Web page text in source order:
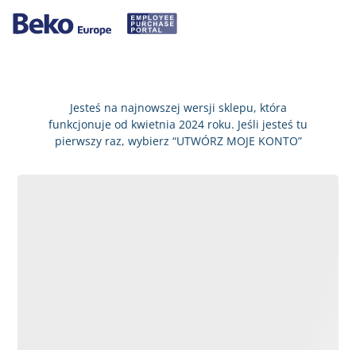
Jesteś na najnowszej wersji sklepu, która
funkcjonuje od kwietnia 2024 roku. Jeśli jesteś tu
pierwszy raz, wybierz “UTWÓRZ MOJE KONTO”